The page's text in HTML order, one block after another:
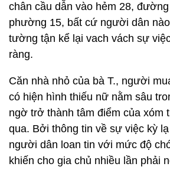
chân cầu dẫn vào hẻm 28,
phường 15, bất cứ người dân
tường tận kể lại vach vách sự
ràng.
Căn nhà nhỏ của bà T., người
có hiện hình thiếu nữ nằm sâu
ngờ trở thành tâm điểm của xóm
qua. Bởi thông tin về sự việc kỳ
người dân loan tin với mức độ
khiến cho gia chủ nhiều lần phải